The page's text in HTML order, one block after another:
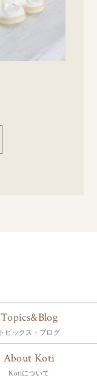
Topics&Blog
トピックス・ブログ
About Koti
Kotiについて